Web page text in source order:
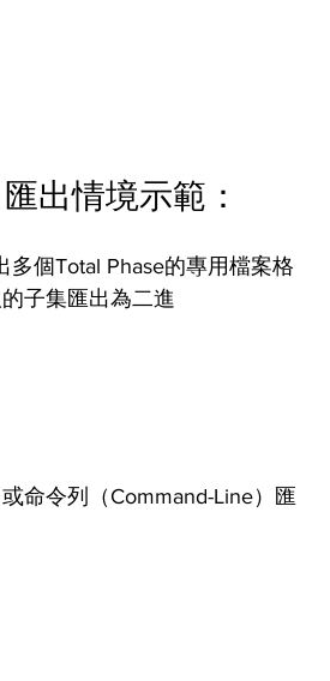
出情境示範：
多個Total Phase的專用檔案格
子集匯出為二進
或命令列（Command-Line）匯